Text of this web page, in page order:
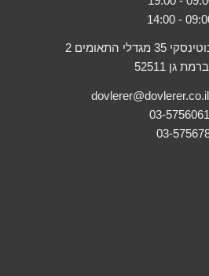
רחוב ז'בוטינסקי 35 מגדלי התאומים 2
dovlerer@dovlerer.co.il
03-